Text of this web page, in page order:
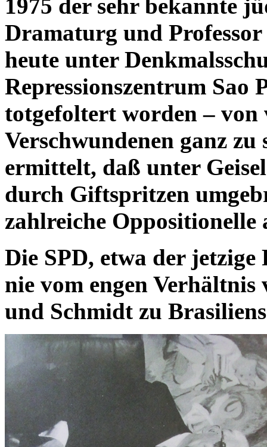
1975 der sehr bekannte
Dramaturg und
heute unter
Repressionszentrum Sao
totgefoltert worden – von
Verschwundenen ganz zu
ermittelt, daß unter
durch Giftspritzen
zahlreiche
Die SPD, etwa der
nie vom engen
und Schmidt zu